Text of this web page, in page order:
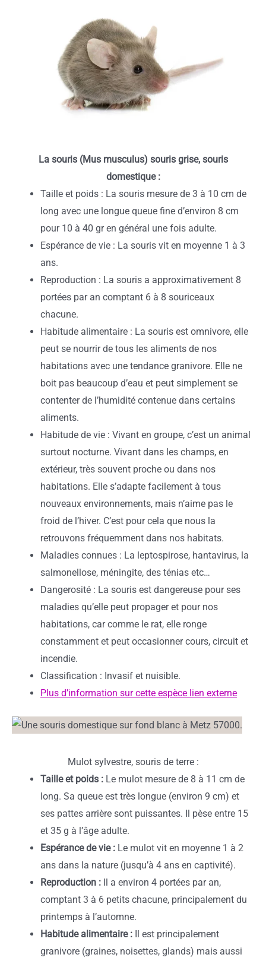
La souris (Mus musculus) souris grise, souris
domestique :
Taille et poids : La souris mesure de 3 à 10 cm de
long avec une longue queue fine d’environ 8 cm
pour 10 à 40 gr en général une fois adulte.
Espérance de vie : La souris vit en moyenne 1 à 3
ans.
Reproduction : La souris a approximativement 8
portées par an comptant 6 à 8 souriceaux
chacune.
Habitude alimentaire : La souris est omnivore, elle
peut se nourrir de tous les aliments de nos
habitations avec une tendance granivore. Elle ne
boit pas beaucoup d’eau et peut simplement se
contenter de l’humidité contenue dans certains
aliments.
Habitude de vie : Vivant en groupe, c’est un animal
surtout nocturne. Vivant dans les champs, en
extérieur, très souvent proche ou dans nos
habitations. Elle s’adapte facilement à tous
nouveaux environnements, mais n’aime pas le
froid de l’hiver. C’est pour cela que nous la
retrouvons fréquemment dans nos habitats.
Maladies connues : La leptospirose, hantavirus, la
salmonellose, méningite, des ténias etc…
Dangerosité : La souris est dangereuse pour ses
maladies qu’elle peut propager et pour nos
habitations, car comme le rat, elle ronge
constamment et peut occasionner cours, circuit et
incendie.
Classification : Invasif et nuisible.
Plus d’information sur cette espèce lien externe
Mulot sylvestre, souris de terre :
Taille et poids : Le mulot mesure de 8 à 11 cm de
long. Sa queue est très longue (environ 9 cm) et
ses pattes arrière sont puissantes. Il pèse entre 15
et 35 g à l’âge adulte.
Espérance de vie : Le mulot vit en moyenne 1 à 2
ans dans la nature (jusqu’à 4 ans en captivité).
Reproduction : Il a environ 4 portées par an,
comptant 3 à 6 petits chacune, principalement du
printemps à l’automne.
Habitude alimentaire : Il est principalement
granivore (graines, noisettes, glands) mais aussi